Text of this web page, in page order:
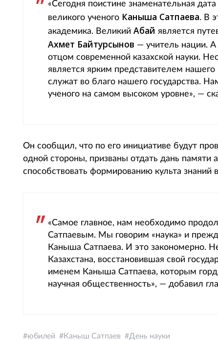
«Сегодня поистине знаменательная
великого ученого Каныша Сатпаева. В
академика. Великий Абай является
Ахмет Байтурсынов — учитель нации.
отцом современной казахской науки.
является ярким представителем
служат во благо нашего государства.
ученого на самом высоком уровне», —
Он сообщил, что по его инициативе будут
одной стороны, призваны отдать дань памяти
способствовать формированию культа знаний
«Самое главное, нам необходимо
Сатпаевым. Мы говорим «наука» и
Каныша Сатпаева. И это закономерно.
Казахстана, восстановившая свой
именем Каныша Сатпаева, которым
научная общественность», — добавил
юбилей Каныш Сатпаев День науки